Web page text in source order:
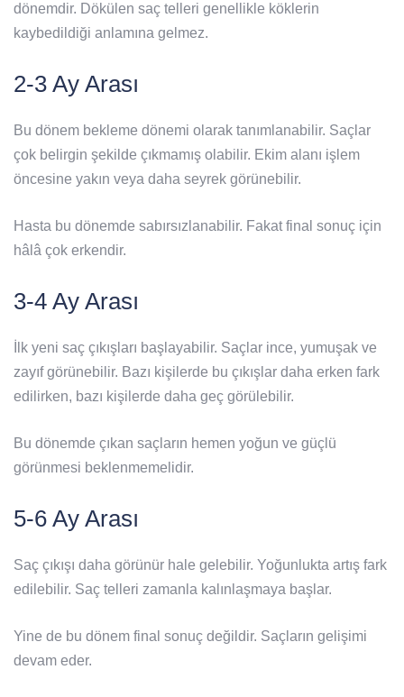
dönemdir. Dökülen saç telleri genellikle köklerin
kaybedildiği anlamına gelmez.
2-3 Ay Arası
Bu dönem bekleme dönemi olarak tanımlanabilir. Saçlar
çok belirgin şekilde çıkmamış olabilir. Ekim alanı işlem
öncesine yakın veya daha seyrek görünebilir.
Hasta bu dönemde sabırsızlanabilir. Fakat final sonuç için
hâlâ çok erkendir.
3-4 Ay Arası
İlk yeni saç çıkışları başlayabilir. Saçlar ince, yumuşak ve
zayıf görünebilir. Bazı kişilerde bu çıkışlar daha erken fark
edilirken, bazı kişilerde daha geç görülebilir.
Bu dönemde çıkan saçların hemen yoğun ve güçlü
görünmesi beklenmemelidir.
5-6 Ay Arası
Saç çıkışı daha görünür hale gelebilir. Yoğunlukta artış fark
edilebilir. Saç telleri zamanla kalınlaşmaya başlar.
Yine de bu dönem final sonuç değildir. Saçların gelişimi
devam eder.